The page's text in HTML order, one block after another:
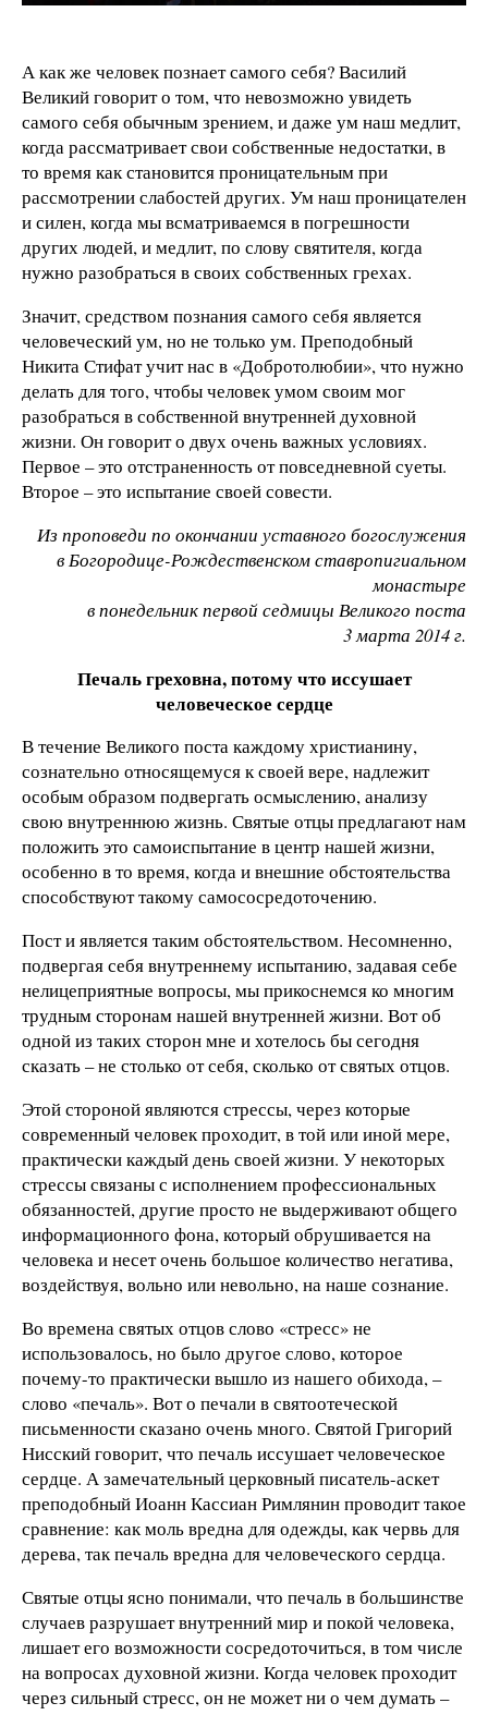
А как же человек познает самого себя? Василий
Великий говорит о том, что невозможно увидеть
самого себя обычным зрением, и даже ум наш медлит,
когда рассматривает свои собственные недостатки, в
то время как становится проницательным при
рассмотрении слабостей других. Ум наш проницателен
и силен, когда мы всматриваемся в погрешности
других людей, и медлит, по слову святителя, когда
нужно разобраться в своих собственных грехах.
Значит, средством познания самого себя является
человеческий ум, но не только ум. Преподобный
Никита Стифат учит нас в «Добротолюбии», что нужно
делать для того, чтобы человек умом своим мог
разобраться в собственной внутренней духовной
жизни. Он говорит о двух очень важных условиях.
Первое – это отстраненность от повседневной суеты.
Второе – это испытание своей совести.
Из проповеди по окончании уставного богослужения
в Богородице-Рождественском ставропигиальном
монастыре
в понедельник первой седмицы Великого поста
3 марта 2014 г.
Печаль греховна, потому что иссушает
человеческое сердце
В течение Великого поста каждому христианину,
сознательно относящемуся к своей вере, надлежит
особым образом подвергать осмыслению, анализу
свою внутреннюю жизнь. Святые отцы предлагают нам
положить это самоиспытание в центр нашей жизни,
особенно в то время, когда и внешние обстоятельства
способствуют такому самососредоточению.
Пост и является таким обстоятельством. Несомненно,
подвергая себя внутреннему испытанию, задавая себе
нелицеприятные вопросы, мы прикоснемся ко многим
трудным сторонам нашей внутренней жизни. Вот об
одной из таких сторон мне и хотелось бы сегодня
сказать – не столько от себя, сколько от святых отцов.
Этой стороной являются стрессы, через которые
современный человек проходит, в той или иной мере,
практически каждый день своей жизни. У некоторых
стрессы связаны с исполнением профессиональных
обязанностей, другие просто не выдерживают общего
информационного фона, который обрушивается на
человека и несет очень большое количество негатива,
воздействуя, вольно или невольно, на наше сознание.
Во времена святых отцов слово «стресс» не
использовалось, но было другое слово, которое
почему-то практически вышло из нашего обихода, –
слово «печаль». Вот о печали в святоотеческой
письменности сказано очень много. Святой Григорий
Нисский говорит, что печаль иссушает человеческое
сердце. А замечательный церковный писатель-аскет
преподобный Иоанн Кассиан Римлянин проводит такое
сравнение: как моль вредна для одежды, как червь для
дерева, так печаль вредна для человеческого сердца.
Святые отцы ясно понимали, что печаль в большинстве
случаев разрушает внутренний мир и покой человека,
лишает его возможности сосредоточиться, в том числе
на вопросах духовной жизни. Когда человек проходит
через сильный стресс, он не может ни о чем думать –